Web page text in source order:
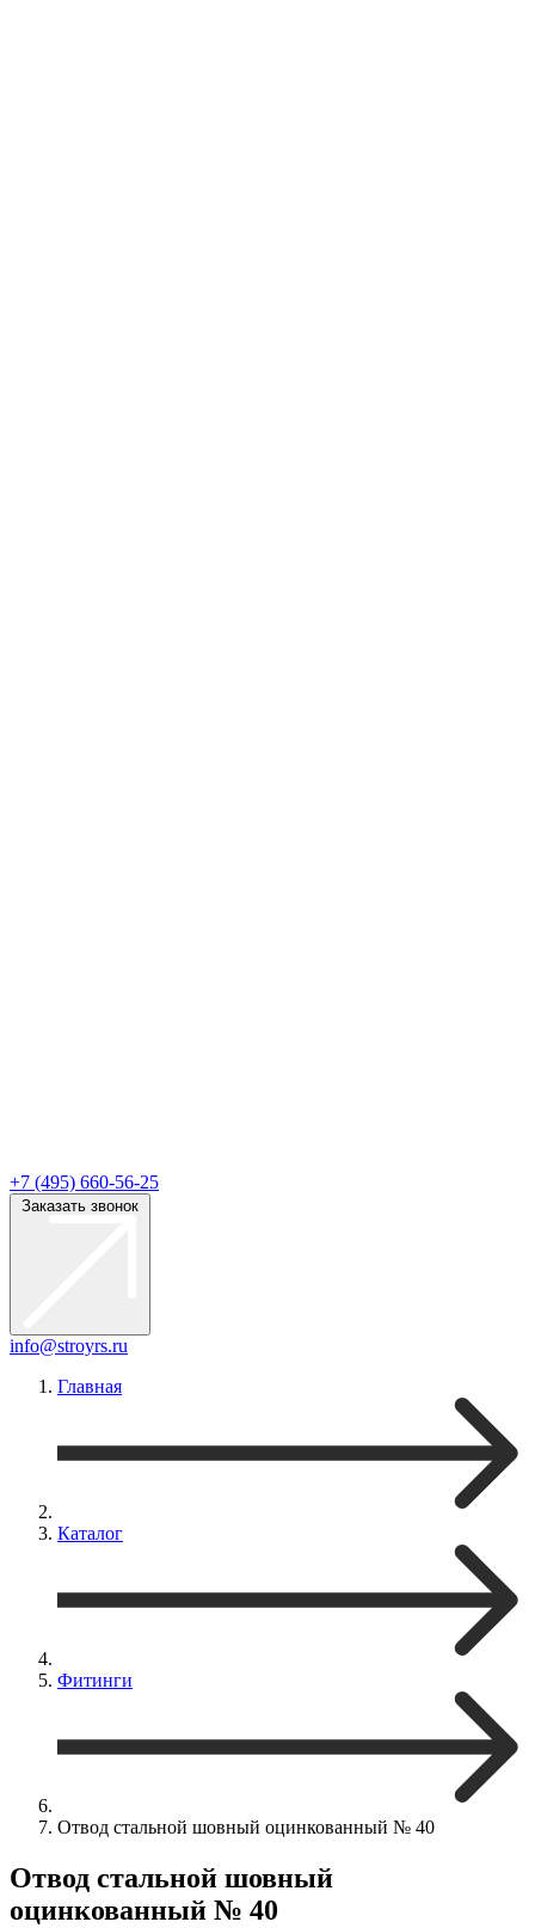
+7 (495) 660-56-25
Заказать звонок
info@stroyrs.ru
Главная
Каталог
Фитинги
Отвод стальной шовный оцинкованный № 40
Отвод стальной шовный
оцинкованный № 40